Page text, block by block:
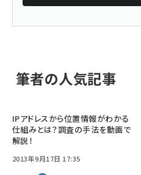
筆者の人気記事
IPアドレスから位置情報がわかる
仕組みとは？調査の手法を動画で
解説！
2013年9月17日 17:35